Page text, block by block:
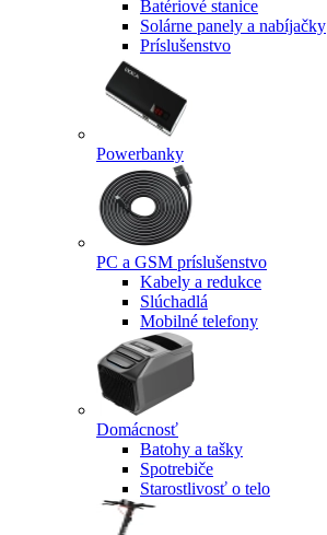
Batériové stanice
Solárne panely a nabíjačky
Príslušenstvo
Powerbanky
PC a GSM príslušenstvo
Kabely a redukce
Slúchadlá
Mobilné telefony
Domácnosť
Batohy a tašky
Spotrebiče
Starostlivosť o telo